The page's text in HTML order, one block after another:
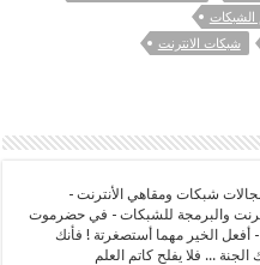
الشبكات
شبكات الانترنت
شبكات ومقاهي الأنترنت -
والبرمجة للشبكات - في حضرموت
- أفعل الخير مهما أستصغرتة ! فأنك
... فلا يفلح كاتم العلم